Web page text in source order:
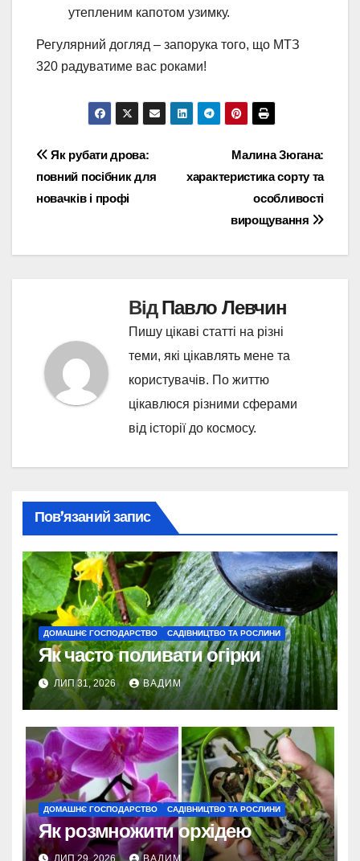
утепленим капотом узимку.
Регулярний догляд – запорука того, що МТЗ
320 радуватиме вас роками!
Навігація
записів
Малина Зюгана:
характеристика сорту та
особливості
вирощування
Як рубати дрова:
повний посібник для
новачків і профі
ВідПавло Левчин
Пишу цікаві статті на різні
теми, які цікавлять мене та
користувачів. По життю
цікавлюся різними сферами
від історії до космосу.
Пов’язаний запис
ДОМАШНЄ ГОСПОДАРСТВО САДІВНИЦТВО ТА РОСЛИНИ
Як часто поливати огірки
ЛИП 31, 2026 ВАДИМ
ДОМАШНЄ ГОСПОДАРСТВО САДІВНИЦТВО ТА РОСЛИНИ
Як розмножити орхідею
ЛИП 29, 2026 ВАДИМ